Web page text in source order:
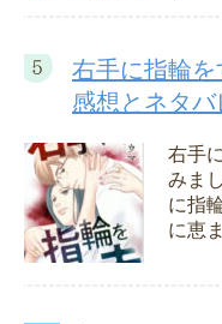
右手に指輪
感想とネタバ
右手
みま
に指
に恵